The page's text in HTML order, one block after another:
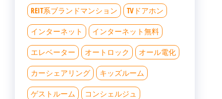
REIT系ブランドマンション TVドアホン
インターネット インターネット無料
エレベーター オートロック オール電化
カーシェアリング キッズルーム
ゲストルーム コンシェルジュ